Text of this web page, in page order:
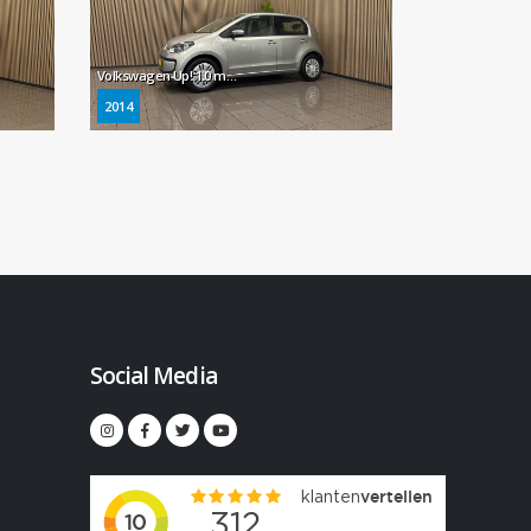
Volkswagen Up! 1.0 move up! BlueMotion * Navigatie / Airco / 5 Deurs / Goed onderhouden *
2014
Social Media